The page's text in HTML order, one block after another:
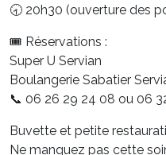
🕣 20h30 (ouverture des
🎟 Réservations :
Super U Servian
Boulangerie Sabatier
📞 06 26 29 24 08 ou 06
Buvette et petite
Ne manquez pas cette